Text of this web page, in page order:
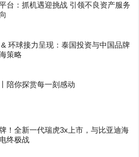
台：抓机遇迎挑战 引领不良资产服务
环球接力呈现：泰国投资与中国品牌
策略
陪你探赏每一刻感动
！全新一代瑞虎3x上市，与比亚迪海
终极战